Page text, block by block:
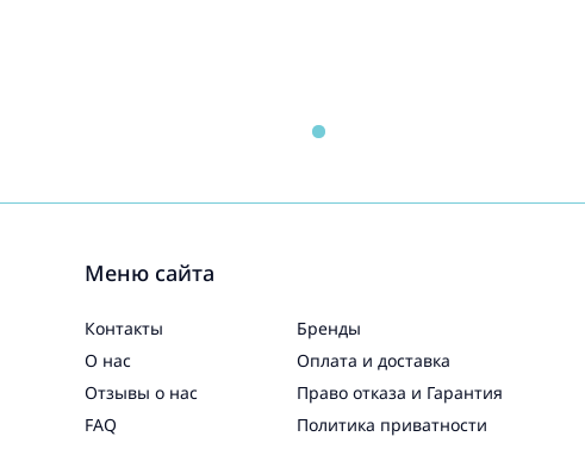
Меню сайта
Контакты
О нас
Отзывы о нас
FAQ
Бренды
Оплата и доставка
Право отказа и Гарантия
Политика приватности